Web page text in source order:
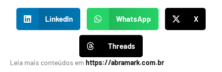
LinkedIn WhatsApp X
Threads
Leia mais conteúdos em https://abramark.com.br